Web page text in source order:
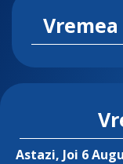
Astazi, Joi 6